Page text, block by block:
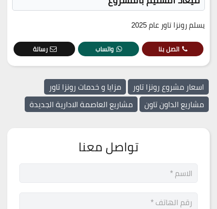
يسلم رونزا تاور عام 2025
اتصل بنا واتساب رسالة
اسعار مشروع رونزا تاور
مزايا و خدمات رونزا تاور
مشاريع الداون تاون
مشاريع العاصمة الادارية الجديدة
تواصل معنا